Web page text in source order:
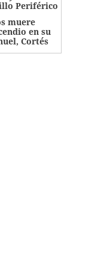
Periférico
muere
en su
Cortés